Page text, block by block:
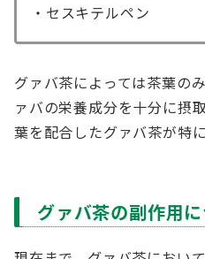
・セスキテルペン
グァバ茶によっては茶葉の
ァバの栄養成分を十分に摂
葉を配合したグァバ茶が特
グァバ茶の副作用